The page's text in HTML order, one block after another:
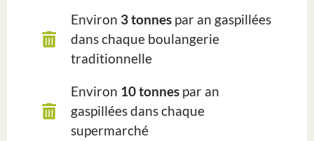
Environ 3 tonnespar an gaspillées
dans chaque boulangerie
traditionnelle
Environ 10 tonnespar an
gaspillées dans chaque
supermarché